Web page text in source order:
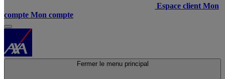
Espace client Mon
compte Mon compte
Fermer le menu principal